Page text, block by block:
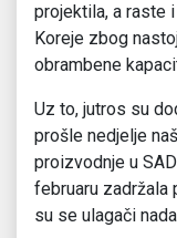
projektila, a raste
Koreje zbog
obrambene
Uz to, jutros su
prošle nedjelje
proizvodnje u
februaru zadržala
su se ulagači